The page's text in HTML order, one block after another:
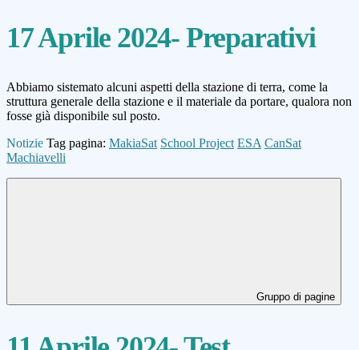
17 Aprile 2024- Preparativi
Abbiamo sistemato alcuni aspetti della stazione di terra, come la
struttura generale della stazione e il materiale da portare, qualora non
fosse già disponibile sul posto.
Notizie Tag pagina: MakiaSat School Project ESA CanSat
Machiavelli
Gruppo di pagine